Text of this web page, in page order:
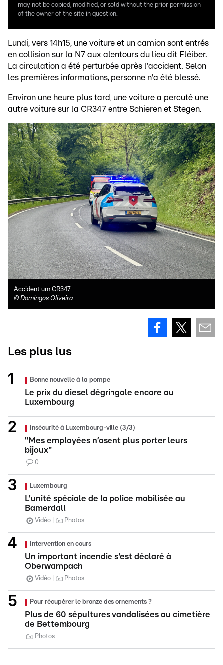
may not be copied, modified, or sold without the prior permission
of the owner of the site in question.
Lundi, vers 14h15, une voiture et un camion sont entrés
en collision sur la N7 aux alentours du lieu dit Fléiber.
La circulation a été perturbée après l'accident. Selon
les premières informations, personne n'a été blessé.
Environ une heure plus tard, une voiture a percuté une
autre voiture sur la CR347 entre Schieren et Stegen.
Accident um CR347
© Domingos Oliveira
Les plus lus
Bonne nouvelle à la pompe
Le prix du diesel dégringole encore au
Luxembourg
Insécurité à Luxembourg-ville (3/3)
"Mes employées n’osent plus porter leurs
bijoux"
0
Luxembourg
L'unité spéciale de la police mobilisée au
Bamerdall
Vidéo Photos
Intervention en cours
Un important incendie s'est déclaré à
Oberwampach
Vidéo Photos
Pour récupérer le bronze des ornements ?
Plus de 60 sépultures vandalisées au cimetière
de Bettembourg
Photos